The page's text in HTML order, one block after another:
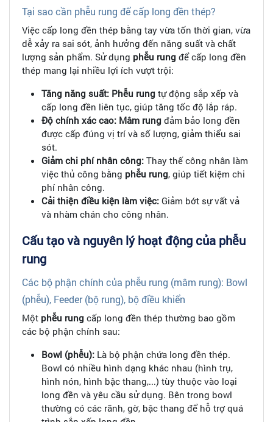
Tại sao cần phễu rung để cấp long đền thép?
Việc cấp long đền thép bằng tay vừa tốn thời gian, vừa
dễ xảy ra sai sót, ảnh hưởng đến năng suất và chất
lượng sản phẩm. Sử dụng phễu rung để cấp long đền
thép mang lại nhiều lợi ích vượt trội:
Tăng năng suất: Phễu rung tự động sắp xếp và
cấp long đền liên tục, giúp tăng tốc độ lắp ráp.
Độ chính xác cao: Mâm rung đảm bảo long đền
được cấp đúng vị trí và số lượng, giảm thiểu sai
sót.
Giảm chi phí nhân công: Thay thế công nhân làm
việc thủ công bằng phễu rung, giúp tiết kiệm chi
phí nhân công.
Cải thiện điều kiện làm việc: Giảm bớt sự vất vả
và nhàm chán cho công nhân.
Cấu tạo và nguyên lý hoạt động của phễu
rung
Các bộ phận chính của phễu rung (mâm rung): Bowl
(phễu), Feeder (bộ rung), bộ điều khiển
Một phễu rung cấp long đền thép thường bao gồm
các bộ phận chính sau:
Bowl (phễu): Là bộ phận chứa long đền thép.
Bowl có nhiều hình dạng khác nhau (hình trụ,
hình nón, hình bậc thang,...) tùy thuộc vào loại
long đền và yêu cầu sử dụng. Bên trong bowl
thường có các rãnh, gờ, bậc thang để hỗ trợ quá